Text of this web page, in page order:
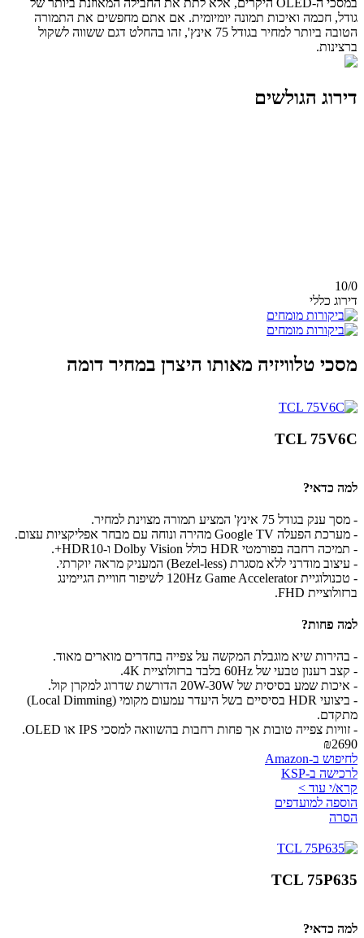
במסכי ה-OLED היקרים, אלא לתת את החבילה המאוזנת ביותר של
גודל, חכמה ואיכות תמונה יומיומית. אם אתם מחפשים את התמורה
הטובה ביותר למחיר בגודל 75 אינץ', זהו בהחלט דגם ששווה לשקול
ברצינות.
דירוג הגולשים
10/0
דירוג כללי
מסכי טלוויזיה מאותו היצרן במחיר דומה
TCL 75V6C
למה כדאי?
- מסך ענק בגודל 75 אינץ' המציע תמורה מצוינת למחיר.
- מערכת הפעלה Google TV מהירה ונוחה עם מבחר אפליקציות עצום.
- תמיכה רחבה בפורמטי HDR כולל Dolby Vision ו-HDR10+.
- עיצוב מודרני ללא מסגרת (Bezel-less) המעניק מראה יוקרתי.
- טכנולוגיית 120Hz Game Accelerator לשיפור חוויית הגיימינג
ברזולוציית FHD.
למה פחות?
- בהירות שיא מוגבלת המקשה על צפייה בחדרים מוארים מאוד.
- קצב רענון טבעי של 60Hz בלבד ברזולוציית 4K.
- איכות שמע בסיסית של 20W-30W הדורשת שדרוג למקרן קול.
- ביצועי HDR בסיסיים בשל היעדר עמעום מקומי (Local Dimming)
מתקדם.
- זוויות צפייה טובות אך פחות רחבות בהשוואה למסכי IPS או OLED.
₪2690
לחיפוש ב-Amazon
לרכישה ב-KSP
קרא/י עוד >
הוספה למועדפים
הסרה
TCL 75P635
למה כדאי?